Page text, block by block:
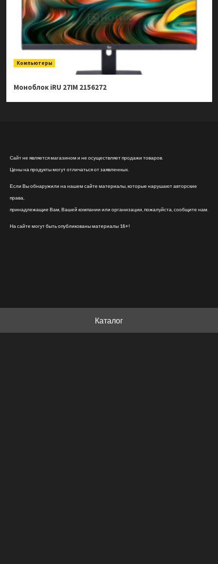
Компьютеры
Моноблок iRU 27IM 2156272
Сайт не является магазином и не осуществляет продажи товаров.
Цены на продукты могут отличаться от заявленных.
Если Вы обнаружили на нашем сайте материалы, которые нарушают авторские
права,
принадлежащие Вам, Вашей компании или организации, пожалуйста, сообщите нам.
На сайте могут быть опубликованы материалы 18+!
Каталог